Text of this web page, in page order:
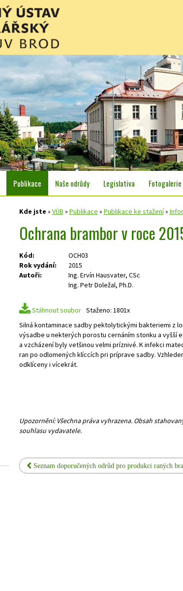
Publikace Naše odrůdy Legislativa Fotogalerie
Kde jste » VÚB » Publikace » Publikace ke stažení»
Ochrana brambor v roce
Kód:
OCH03
Rok vydání:
2015
Autoři:
Ing. Ervín Hausvater, CSc
Ing. Petr Doležal, Ph.D.
Stáhnout soubor Staženo: 1801x
Silná kontaminace sadby pektolytickými bakteriemi z
výsadbe u nekterých porostu cernáním stonku a
a vzcházení byly vetšinou velmi príznivé. K infekci
ran po odlomených klíccích pri príprave sadby.
odklíceny i vícekrát.
Upozornění: Všechna práva vyhrazena. Obsah
souhlasu vydavatele.
Seznam doporučených odrůd pro produkci raných